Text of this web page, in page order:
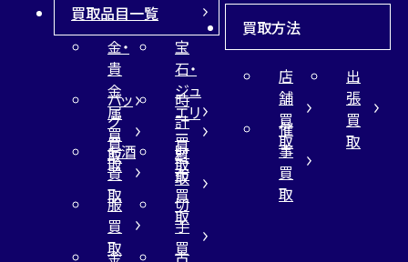
買取品目一覧
金・
貴
金
属
買
取
宝
石・
ジュ
エリ
ー
買
取
バッ
グ
買
取
時
計
買
取
お酒
買
取
財
布
買
取
服
買
取
切
手
買
金
古
買取方法
店
舗
買
取
出
張
買
取
催
事
買
取